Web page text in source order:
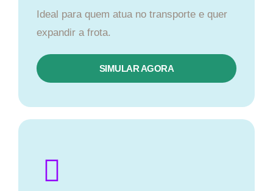
Ideal para quem atua no transporte e quer
expandir a frota.
SIMULAR AGORA